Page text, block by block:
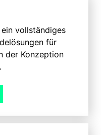
voll­ständiges
für
der Konzeption